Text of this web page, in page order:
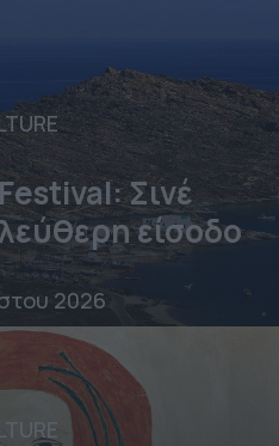
Σινέ
είσοδο
2026